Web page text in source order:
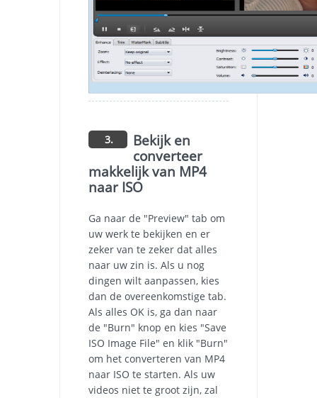
3.
Bekijk en
converteer
makkelijk van MP4
naar ISO
Ga naar de "Preview" tab om
uw werk te bekijken en er
zeker van te zeker dat alles
naar uw zin is. Als u nog
dingen wilt aanpassen, kies
dan de overeenkomstige tab.
Als alles OK is, ga dan naar
de "Burn" knop en kies "Save
ISO Image File" en klik "Burn"
om het converteren van MP4
naar ISO te starten. Als uw
videos niet te groot zijn, zal